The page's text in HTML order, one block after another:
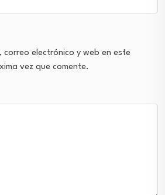
correo electrónico y web en este
vez que comente.